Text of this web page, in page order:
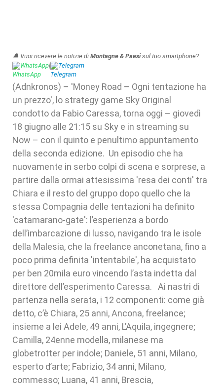
🔔 Vuoi ricevere le notizie di Montagne & Paesisul tuo smartphone?
WhatsApp| Telegram
(Adnkronos) – 'Money Road – Ogni tentazione ha
un prezzo', lo strategy game Sky Original
condotto da Fabio Caressa, torna oggi – giovedì
18 giugno alle 21:15 su Sky e in streaming su
Now – con il quinto e penultimo appuntamento
della seconda edizione. Un episodio che ha
nuovamente in serbo colpi di scena e sorprese, a
partire dalla ormai attesissima 'resa dei conti' tra
Chiara e il resto del gruppo dopo quello che la
stessa Compagnia delle tentazioni ha definito
'catamarano-gate': l’esperienza a bordo
dell’imbarcazione di lusso, navigando tra le isole
della Malesia, che la freelance anconetana, fino a
poco prima definita 'intentabile', ha acquistato
per ben 20mila euro vincendo l’asta indetta dal
direttore dell’esperimento Caressa. Ai nastri di
partenza nella serata, i 12 componenti: come già
detto, c’è Chiara, 25 anni, Ancona, freelance;
insieme a lei Adele, 49 anni, L’Aquila, ingegnere;
Camilla, 24enne modella, milanese ma
globetrotter per indole; Daniele, 51 anni, Milano,
esperto d’arte; Fabrizio, 34 anni, Milano,
commesso; Luana, 41 anni, Brescia,